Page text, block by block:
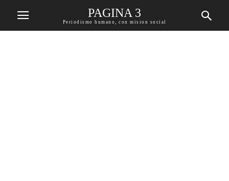
PAGINA 3
Periodismo humano, con mision social